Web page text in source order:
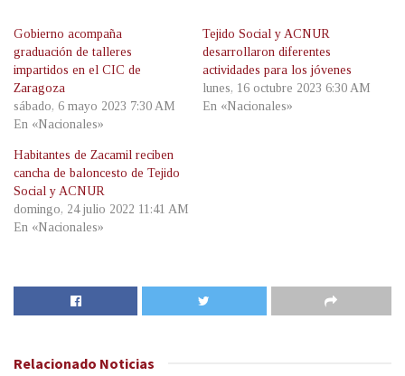
Gobierno acompaña
graduación de talleres
impartidos en el CIC de
Zaragoza
sábado, 6 mayo 2023 7:30 AM
En «Nacionales»
Tejido Social y ACNUR
desarrollaron diferentes
actividades para los jóvenes
lunes, 16 octubre 2023 6:30 AM
En «Nacionales»
Habitantes de Zacamil reciben
cancha de baloncesto de Tejido
Social y ACNUR
domingo, 24 julio 2022 11:41 AM
En «Nacionales»
Relacionado Noticias